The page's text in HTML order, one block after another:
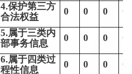
4.保护第三方
合法权益
0 0 0 0
5.属于三类内
部事务信息
0 0 0 0
6.属于四类过
程性信息
0 0 0 0